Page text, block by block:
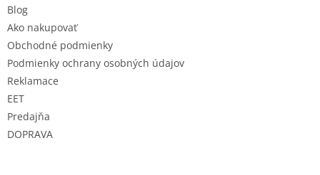
Blog
Ako nakupovať
Obchodné podmienky
Podmienky ochrany osobných údajov
Reklamace
EET
Predajňa
DOPRAVA